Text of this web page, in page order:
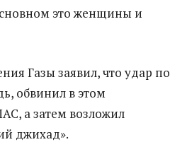
это женщины и
Газы заявил, что удар по
обвинил в этом
а затем возложил
джихад».